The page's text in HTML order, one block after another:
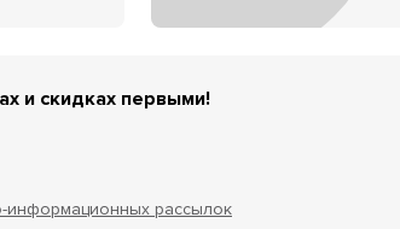
и скидках первыми!
информационных рассылок